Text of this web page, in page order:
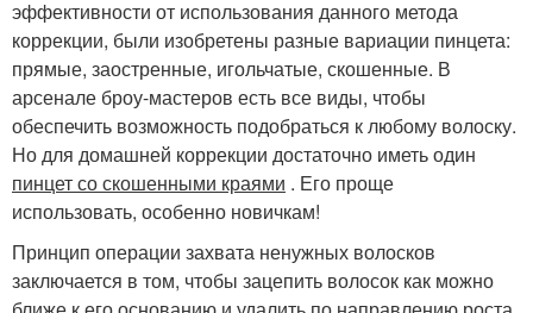
эффективности от использования данного метода
коррекции, были изобретены разные вариации пинцета:
прямые, заостренные, игольчатые, скошенные. В
арсенале броу-мастеров есть все виды, чтобы
обеспечить возможность подобраться к любому волоску.
Но для домашней коррекции достаточно иметь один
пинцет со скошенными краями . Его проще
использовать, особенно новичкам!
Принцип операции захвата ненужных волосков
заключается в том, чтобы зацепить волосок как можно